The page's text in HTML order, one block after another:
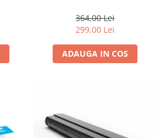
364,00 Lei
299,00 Lei
ADAUGA IN COS